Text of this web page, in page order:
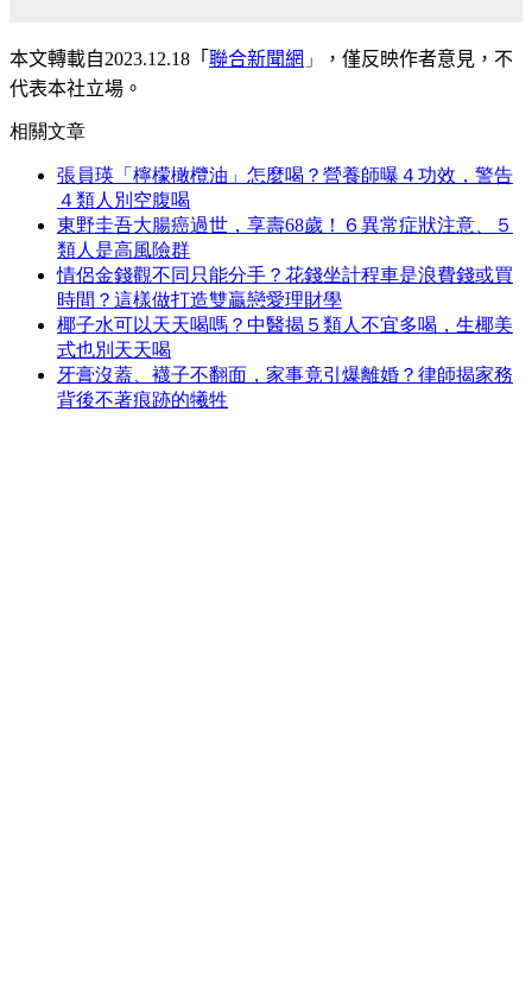
本文轉載自2023.12.18 「 聯合新聞網 」
，僅反映作者意見，不
代表本社立場。
相關文章
張員瑛「檸檬橄欖油」怎麼喝？營養師曝４功效，警告
４類人別空腹喝
東野圭吾大腸癌過世，享壽68歲！６異常症狀注意、５
類人是高風險群
情侶金錢觀不同只能分手？花錢坐計程車是浪費錢或買
時間？這樣做打造雙贏戀愛理財學
椰子水可以天天喝嗎？中醫揭５類人不宜多喝，生椰美
式也別天天喝
牙膏沒蓋、襪子不翻面，家事竟引爆離婚？律師揭家務
背後不著痕跡的犧牲